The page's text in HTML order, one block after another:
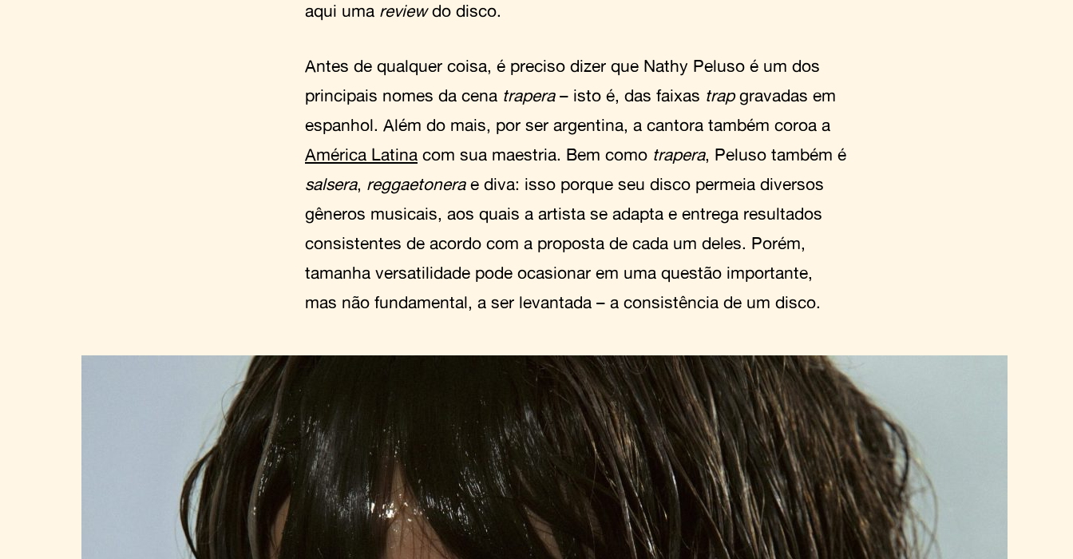
aqui uma reviewdo disco.
Antes de qualquer coisa, é preciso dizer que Nathy Peluso é um dos
principais nomes da cena trapera – isto é, das faixas trapgravadas em
espanhol. Além do mais, por ser argentina, a cantora também coroa a
América Latina com sua maestria. Bem como trapera, Peluso também é
salsera, reggaetonera e diva: isso porque seu disco permeia diversos
gêneros musicais, aos quais a artista se adapta e entrega resultados
consistentes de acordo com a proposta de cada um deles. Porém,
tamanha versatilidade pode ocasionar em uma questão importante,
mas não fundamental, a ser levantada – a consistência de um disco.